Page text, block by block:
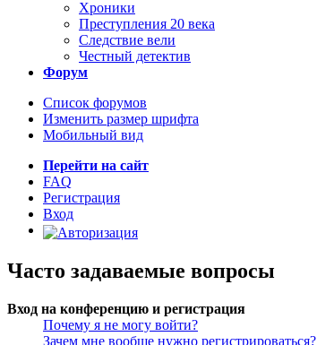
Хроники
Преступления 20 века
Следствие вели
Честный детектив
Форум
Список форумов
Изменить размер шрифта
Мобильный вид
Перейти на сайт
FAQ
Регистрация
Вход
Часто задаваемые вопросы
Вход на конференцию и регистрация
Почему я не могу войти?
Зачем мне вообще нужно регистрироваться?